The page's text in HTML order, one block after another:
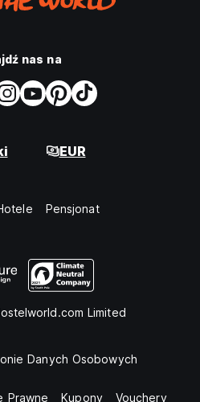
nas na
EUR
Pensjonat
Limited
Danych Osobowych
Prawne Kupony Vouchery